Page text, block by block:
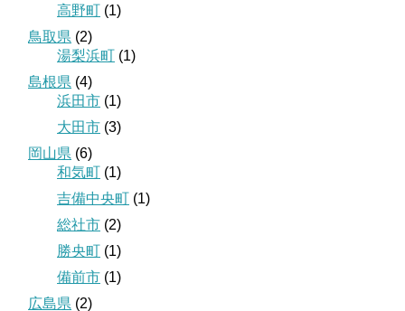
高野町
(1)
鳥取県 (2)
湯梨浜町
(1)
島根県 (4)
浜田市 (1)
大田市 (3)
岡山県 (6)
和気町
(1)
吉備中央町
(1)
総社市 (2)
勝央町
(1)
備前市 (1)
広島県 (2)